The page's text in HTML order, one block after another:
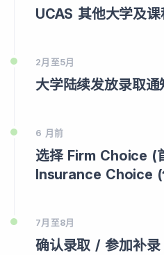
UCAS 其他大学及
2月至5月
大学陆续发放录取通
6 月前
选择 Firm Choice (
Insurance Choice (
7月至8月
确认录取 / 参加补